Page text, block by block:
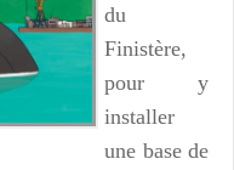
du
Finistère,
pour y
installer
une base de